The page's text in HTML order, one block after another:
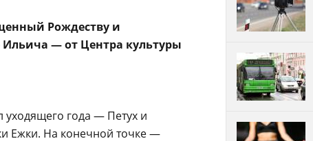
Рождеству и
Ильича — от Центра культуры
уходящего года — Петух и
Ежки. На конечной точке —